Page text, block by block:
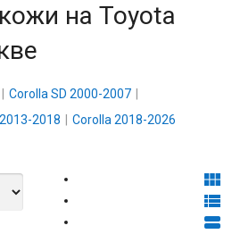
на Toyota
Corolla SD 2000-2007
2018 Corolla 2018-2026


